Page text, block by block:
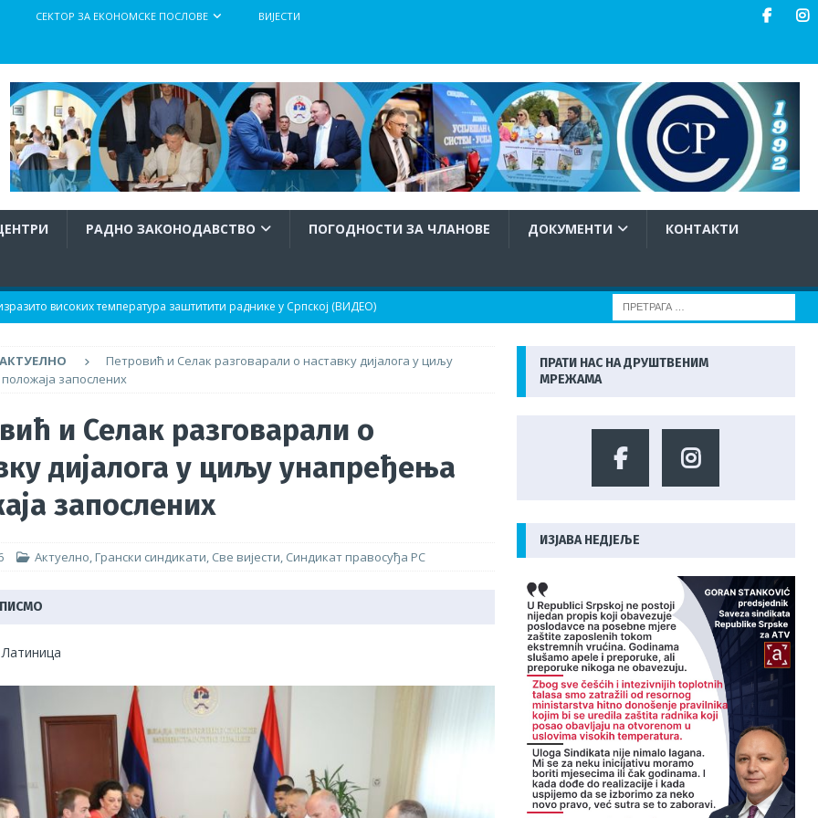
СЕКТОР ЗА ЕКОНОМСКЕ ПОСЛОВЕ ВИЈЕСТИ
РАДНО ЗАКОНОДАВСТВО ПОГОДНОСТИ ЗА ЧЛАНОВЕ ДОКУМЕНТИ КОНТАКТИ
високих температура заштитити раднике у Српској (ВИДЕО)
израде и доношења Правилника о заштити радника при раду
немилосрдне, грађевинци незаштићени, ПОГИБИЈА
њихове породице!
Синдиката радника унутрашњих послова
АКТУЕЛНО
Петровић и Селак разговарали о наставку дијалога у циљу
запослених
и Селак разговарали о
дијалога у циљу унапређења
запослених
Актуелно, Грански синдикати, Све вијести, Синдикат правосуђа РС
Латиница
ПРАТИ НАС НА ДРУШТВЕНИМ
МРЕЖАМА
ИЗЈАВА НЕДЈЕЉЕ